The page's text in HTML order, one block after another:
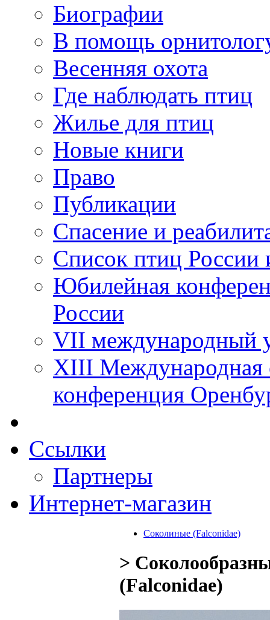
Биографии
В помощь
Весенняя охота
Где наблюдать птиц
Жилье для птиц
Новые книги
Право
Публикации
Спасение и
Список птиц России
Юбилейная
России
VII международный
XIII Международная
конференция
Ссылки
Партнеры
Интернет-магазин
Соколиные (Falconidae)
>
(Falconidae)